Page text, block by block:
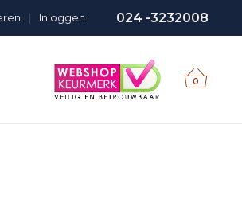
024 -3232008
Inloggen
|
0